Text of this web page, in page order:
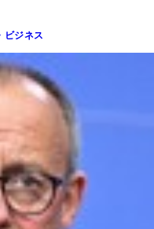
ビジネス